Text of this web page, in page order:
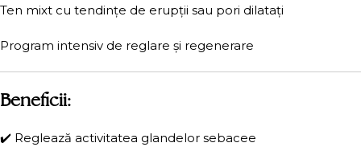
Ten mixt cu tendințe de erupții sau pori dilatați
Program intensiv de reglare și regenerare
Beneficii:
✔️ Reglează activitatea glandelor sebacee